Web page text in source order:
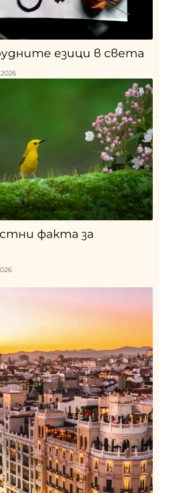
езици в света
факта за